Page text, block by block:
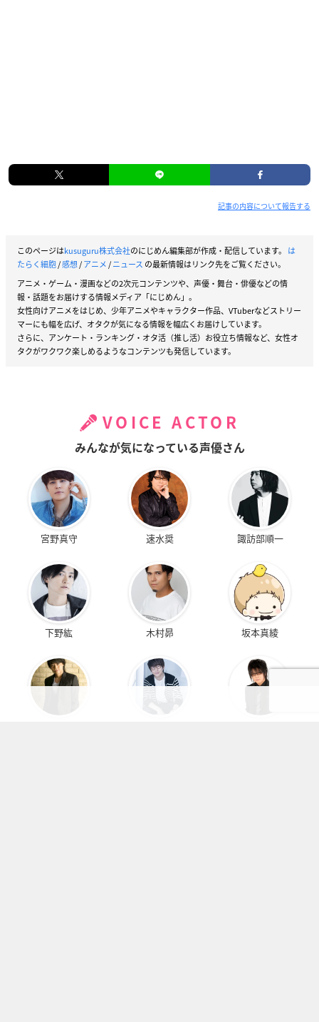
記事の内容について報告する
このページはkusuguru株式会社のにじめん編集部が作成・配信しています。 は
たらく細胞/感想/アニメ/ニュース の最新情報はリンク先をご覧ください。
アニメ・ゲーム・漫画などの2次元コンテンツや、声優・舞台・俳優などの情
報・話題をお届けする情報メディア「にじめん」。
女性向けアニメをはじめ、少年アニメやキャラクター作品、VTuberなどストリー
マーにも幅を広げ、オタクが気になる情報を幅広くお届けしています。
さらに、アンケート・ランキング・オタ活（推し活）お役立ち情報など、女性オ
タクがワクワク楽しめるようなコンテンツも発信しています。
VOICE ACTOR
みんなが気になっている声優さん
宮野真守 速水奨 諏訪部順一
下野紘 木村昴 坂本真綾